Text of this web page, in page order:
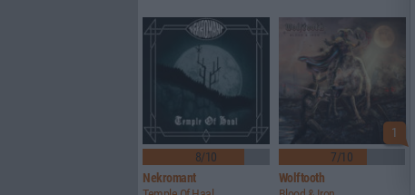
8/10
Nekromant
1
7/10
Wolftooth